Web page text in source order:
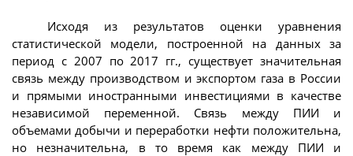
Исходя из результатов оценки уравнения
статистической модели, построенной на данных за
период с 2007 по 2017 гг., существует значительная
связь между производством и экспортом газа в России
и прямыми иностранными инвестициями в качестве
независимой переменной. Связь между ПИИ и
объемами добычи и переработки нефти положительна,
но незначительна, в то время как между ПИИ и